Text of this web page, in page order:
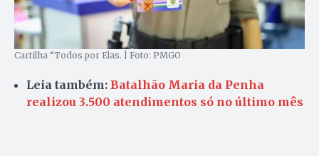
Cartilha “Todos por Elas. | Foto: PMGO
Leia também: Batalhão Maria da Penha
realizou 3.500 atendimentos só no último mês